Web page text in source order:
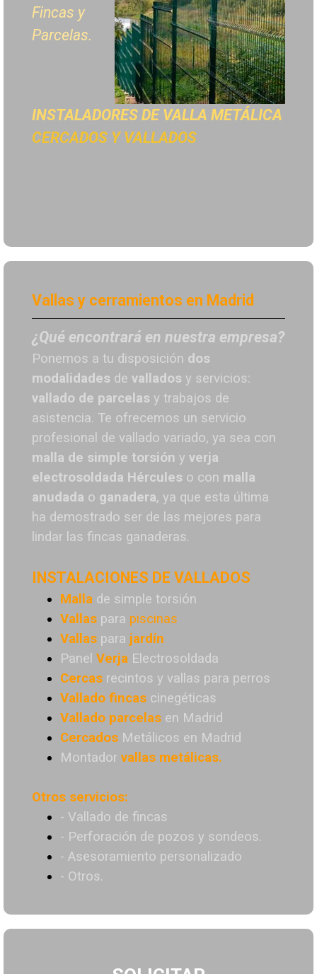
Fincas y
Parcelas.
INSTALADORES DE VALLA METÁLICA
CERCADOS Y VALLADOS
Vallas y cerramientos en Madrid
¿Qué encontrará en nuestra empresa?
Ponemos a tu disposición dos
modalidades de vallados y servicios:
vallado de parcelas y trabajos de
asistencia. Te ofrecemos un servicio
profesional de vallado variado, ya sea con
malla de simple torsión y verja
electrosoldada Hércules o con malla
anudada o ganadera, ya que esta última
ha demostrado ser de las mejores para
lindar las fincas ganaderas.
INSTALACIONES DE VALLADOS
Malla de simple torsión
Vallas para piscinas
Vallas para jardín
Panel Verja Electrosoldada
Cercas recintos y vallas para perros
Vallado fincas cinegéticas
Vallado parcelas en Madrid
Cercados Metálicos en Madrid
Montador vallas metálicas.
Otros servicios:
- Vallado de fincas
- Perforación de pozos y sondeos.
- Asesoramiento personalizado
- Otros.